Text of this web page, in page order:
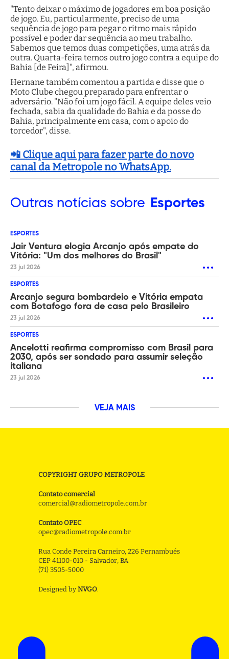
"Tento deixar o máximo de jogadores em boa posição
de jogo. Eu, particularmente, preciso de uma
sequência de jogo para pegar o ritmo mais rápido
possível e poder dar sequência ao meu trabalho.
Sabemos que temos duas competições, uma atrás da
outra. Quarta-feira temos outro jogo contra a equipe do
Bahia [de Feira]", afirmou.
Hernane também comentou a partida e disse que o
Moto Clube chegou preparado para enfrentar o
adversário. "Não foi um jogo fácil. A equipe deles veio
fechada, sabia da qualidade do Bahia e da posse do
Bahia, principalmente em casa, com o apoio do
torcedor", disse.
📲 Clique aqui para fazer parte do novo
canal da Metropole no WhatsApp.
Outras notícias sobre Esportes
ESPORTES
Jair Ventura elogia Arcanjo após empate do
Vitória: "Um dos melhores do Brasil"
23 jul 2026
ESPORTES
Arcanjo segura bombardeio e Vitória empata
com Botafogo fora de casa pelo Brasileiro
23 jul 2026
ESPORTES
Ancelotti reafirma compromisso com Brasil para
2030, após ser sondado para assumir seleção
italiana
23 jul 2026
VEJA MAIS
COPYRIGHT GRUPO METROPOLE
Contato comercial
comercial@radiometropole.com.br
Contato OPEC
opec@radiometropole.com.br
Rua Conde Pereira Carneiro, 226 Pernambués
CEP 41100-010 - Salvador, BA
(71) 3505-5000
Designed by NVGO.